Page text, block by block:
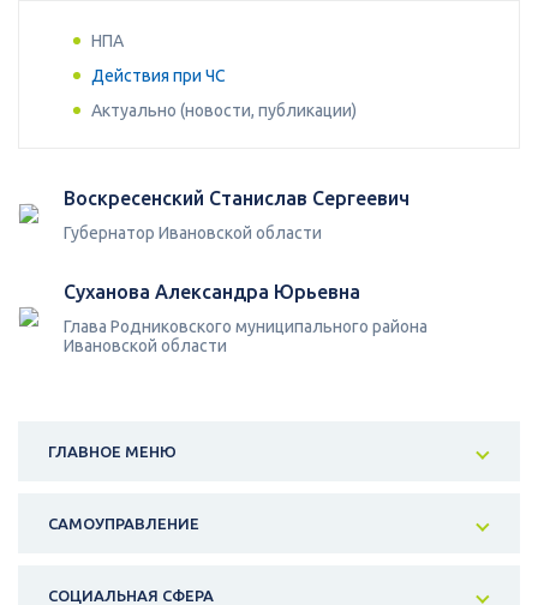
НПА
Действия при ЧС
Актуально (новости, публикации)
Воскресенский Станислав Сергеевич
Губернатор Ивановской области
Суханова Александра Юрьевна
Глава Родниковского муниципального района
Ивановской области
ГЛАВНОЕ МЕНЮ
САМОУПРАВЛЕНИЕ
СОЦИАЛЬНАЯ СФЕРА